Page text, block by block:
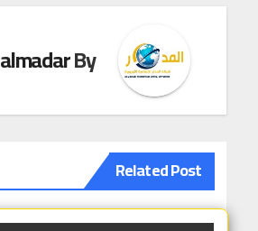
By
almadar
Related Post